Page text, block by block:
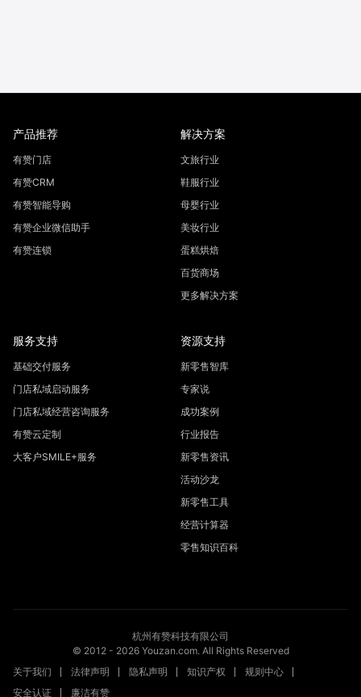
产品推荐
有赞门店
有赞CRM
有赞智能导购
有赞企业微信助手
有赞连锁
解决方案
文旅行业
鞋服行业
母婴行业
美妆行业
蛋糕烘焙
百货商场
更多解决方案
服务支持
基础交付服务
门店私域启动服务
门店私域经营咨询服务
有赞云定制
大客户SMILE+服务
资源支持
新零售智库
专家说
成功案例
行业报告
新零售资讯
活动沙龙
新零售工具
经营计算器
零售知识百科
杭州有赞科技有限公司
© 2012 - 2026Youzan.com. All Rights Reserved
关于我们
法律声明 隐私声明 知识产权
规则中心
安全认证
廉洁有赞